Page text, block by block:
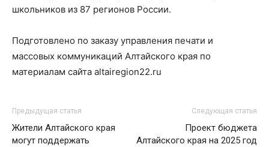
школьников из 87 регионов России.
Подготовлено по заказу управления печати и
массовых коммуникаций Алтайского края по
материалам сайта altairegion22.ru
Предыдущая статья
Жители Алтайского края
могут поддержать
Следующая статья
Проект бюджета
Алтайского края на 2025 год